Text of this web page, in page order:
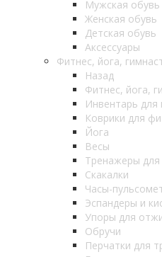
Мужская обувь
Женская обувь
Детская обувь
Аксессуары
Фитнес, йога,
Назад
Фитнес, йога,
Инвентарь для
Коврики для
Йога
Весы
Тренажеры для
Скакалки
Часы-
Эспандеры и
Упоры для
Обручи
Перчатки для